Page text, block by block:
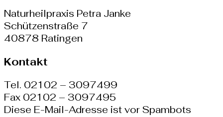
Naturheilpraxis Petra Janke
Schützenstraße 7
40878 Ratingen
Kontakt
Tel. 02102 – 3097499
Fax 02102 – 3097495
Diese E-Mail-Adresse ist vor Spambots